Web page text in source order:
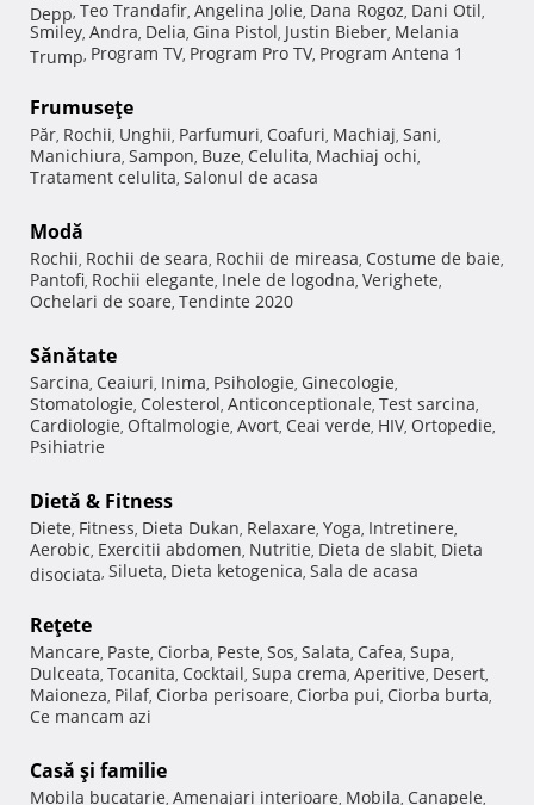
Depp, Teo Trandafir, Angelina Jolie, Dana Rogoz, Dani Otil,
Smiley, Andra, Delia, Gina Pistol, Justin Bieber, Melania
Trump, Program TV, Program Pro TV, Program Antena 1
Frumuseţe
Păr, Rochii, Unghii, Parfumuri, Coafuri, Machiaj, Sani,
Manichiura, Sampon, Buze, Celulita, Machiaj ochi,
Tratament celulita, Salonul de acasa
Modă
Rochii, Rochii de seara, Rochii de mireasa, Costume de baie,
Pantofi, Rochii elegante, Inele de logodna, Verighete,
Ochelari de soare, Tendinte 2020
Sănătate
Sarcina, Ceaiuri, Inima, Psihologie, Ginecologie,
Stomatologie, Colesterol, Anticonceptionale, Test sarcina,
Cardiologie, Oftalmologie, Avort, Ceai verde, HIV, Ortopedie,
Psihiatrie
Dietă & Fitness
Diete, Fitness, Dieta Dukan, Relaxare, Yoga, Intretinere,
Aerobic, Exercitii abdomen, Nutritie, Dieta de slabit, Dieta
disociata, Silueta, Dieta ketogenica, Sala de acasa
Reţete
Mancare, Paste, Ciorba, Peste, Sos, Salata, Cafea, Supa,
Dulceata, Tocanita, Cocktail, Supa crema, Aperitive, Desert,
Maioneza, Pilaf, Ciorba perisoare, Ciorba pui, Ciorba burta,
Ce mancam azi
Casă şi familie
Mobila bucatarie, Amenajari interioare, Mobila, Canapele,